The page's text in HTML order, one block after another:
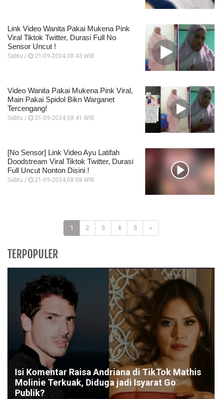
Link Video Wanita Pakai Mukena Pink
Viral Tiktok Twitter, Durasi Full No
Sensor Uncut !
Sabtu / 21-09-2024,08:43 WIB
Video Wanita Pakai Mukena Pink Viral,
Main Pakai Spidol Bikn Warganet
Tercengang!
Sabtu / 21-09-2024,08:41 WIB
[No Sensor] Link Video Ayu Latifah
Doodstream Viral Tiktok Twitter, Durasi
Full Uncut Nonton Disini !
Sabtu / 21-09-2024,08:08 WIB
1 2 3 4 5 »
TERPOPULER
Isi Komentar Raisa Andriana di TikTok Mathis
Molinie Terkuak, Diduga jadi Isyarat Go
Publik?